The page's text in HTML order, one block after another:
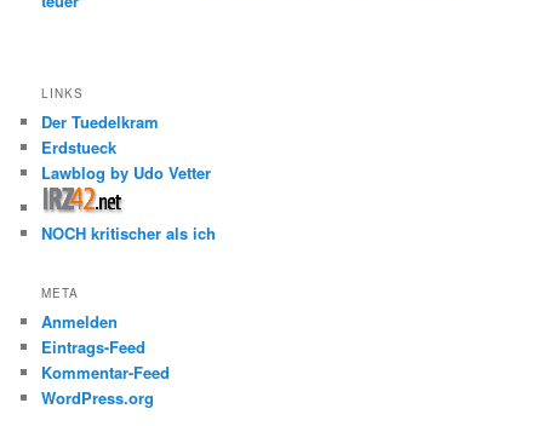
LINKS
Der Tuedelkram
Erdstueck
Lawblog by Udo Vetter
NOCH kritischer als ich
META
Anmelden
Eintrags-Feed
Kommentar-Feed
WordPress.org